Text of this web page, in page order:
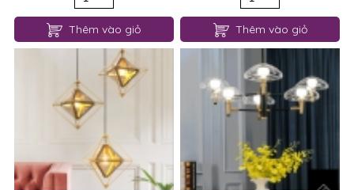
Thêm vào giỏ Thêm vào giỏ